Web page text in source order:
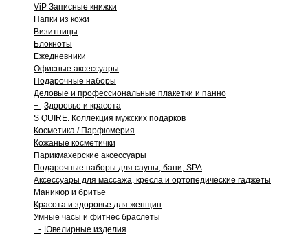
ViP Записные книжки
Папки из кожи
Визитницы
Блокноты
Ежедневники
Офисные аксессуары
Подарочные наборы
Деловые и профессиональные плакетки и панно
+- Здоровье и красота
S QUIRE. Коллекция мужских подарков
Косметика / Парфюмерия
Кожаные косметички
Парикмахерские аксессуары
Подарочные наборы для сауны, бани, SPA
Аксессуары для массажа, кресла и ортопедические гаджеты
Маникюр и бритье
Красота и здоровье для женщин
Умные часы и фитнес браслеты
+- Ювелирные изделия